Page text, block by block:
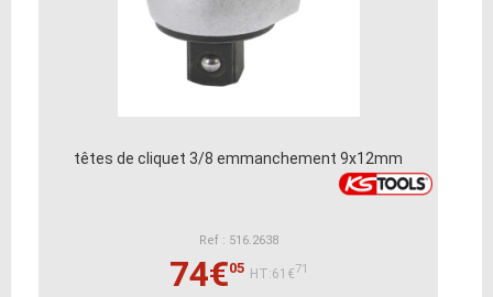
têtes de cliquet 3/8 emmanchement 9x12mm
Ref : 516.2638
74€05 HT:61€71